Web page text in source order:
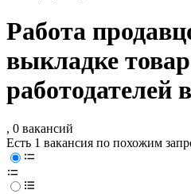
Работа
выкладке
работодателей
, 0 вакансий
Есть 1 вакансия по похожим